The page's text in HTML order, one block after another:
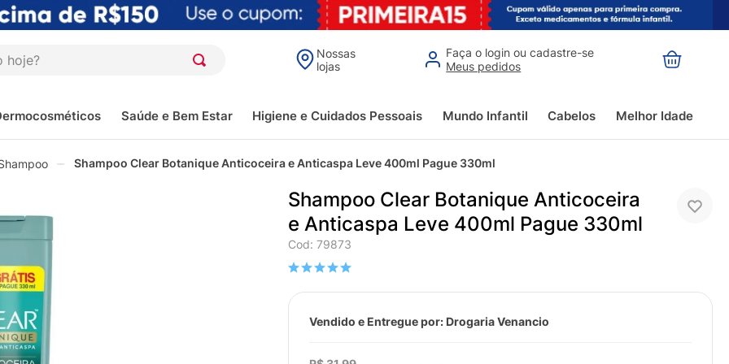
Nossas
lojas
Faça o login ou cadastre-se
Meus pedidos
Saúde e Bem Estar Higiene e Cuidados Pessoais Mundo Infantil Cabelos Melhor Idade
Shampoo Clear Botanique Anticoceira e Anticaspa Leve 400ml Pague 330ml
Shampoo Clear Botanique Anticoceira
e Anticaspa Leve 400ml Pague 330ml
Cod:79873
Vendido e Entregue por: Drogaria Venancio